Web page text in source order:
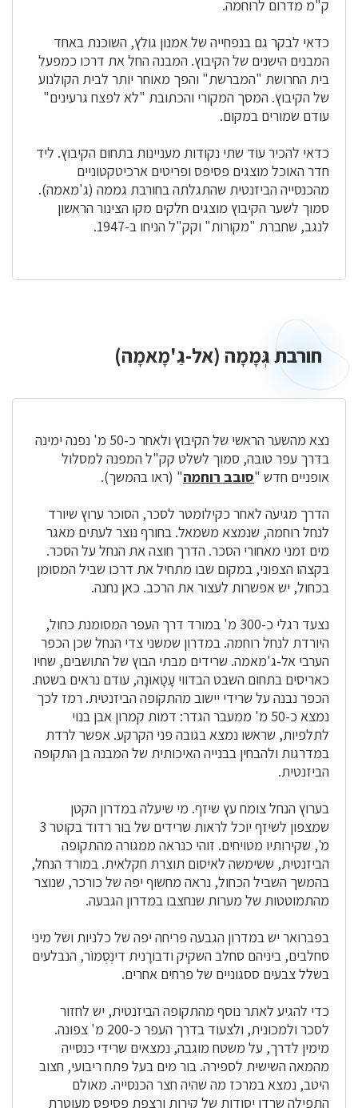
ק"מ מדרום לרוחמה.
כדאי לבקר גם בנפחייה של אמנון גולץ, השוכנת באחד
המבנים הישנים של הקיבוץ. המבנה החל את דרכו כמפעל
בית החרושת "המברשת" והפך מאוחר יותר לבית הקולנוע
של הקיבוץ. המסך המקורי והכתובת "לא לפצח גרעינים"
עודם שמורים במקום.
כדאי להכיר עוד שתי נקודות מעניינות בתחום הקיבוץ. ליד
חדר האוכל מוצגים פסיפס ופריטים ארכיטקטוניים
מהכנסייה הביזנטית שהתגלתה בחורבת גממה (ג'מאמה).
סמוך לשער הקיבוץ מוצגים חלקים מקו הצינור הראשון
לנגב, שחברת "מקורות" וקק"ל הניחו ב-1947.
חורבתחורבת גְּמָמָה (אל-גַ'מָאמָה)
נצא מהשער הראשי של הקיבוץ ולאחר כ-50 מ' נפנה ימינה
בדרך עפר טובה, סמוך לשלט קק"ל המפנה למסלול
אופניים חדש "סובב רוחמה" (ראו בהמשך).
הדרך מגיעה לאחר כקילומטר לסכר, הסוכר ערוץ שיורד
לנחל רוחמה, שנמצא משמאל. בחורף נוצר לעתים מאגר
מים זמני מאחורי הסכר. הדרך חוצה את הנחל על הסכר.
בקצהו הצפוני, במקום שבו מתחיל את דרכו שביל המסומן
בכחול, יש אפשרות לעצור את הרכב. כאן נחנה.
נצעד רגלי כ-300 מ' במורד דרך העפר המסומנת כחול,
היורדת לנחל רוחמה. במדרון שמשני צדי הנחל שכן הכפר
הערבי אל-ג'מאמה. שרידים מבתי הבוץ של התושבים, שחיו
כאריסים בתחום השבט הבדווי עָטָאוּנָה, עודם נראים בשטח.
הכפר נבנה על שרידי יישוב מהתקופה הביזנטית. רמז לכך
נמצא כ-50 מ' ממעבר הגדר: דמות קמרון אבן בנוי
לתלפיות, שראשו נמצא בגובה פני הקרקע. אפשר לרדת
במדרגות ולהבחין בבנייה האיכותית של המבנה בן התקופה
הביזנטית.
בערוץ הנחל צומח עץ שיזף. מי שיעלה במדרון הקטן
שמצפון לשיזף יוכל לראות שרידים של בור רדוד בקוטר 3
מ', שקירותיו מטויחים. זוהי כנראה ממגורה מהתקופה
הביזנטית, ששימשה לאיסום תוצרת חקלאית. במורד הנחל,
בהמשך השביל הכחול, נראה מחשוף יפה של כורכר, שנוצר
מהתמוטטות של מערות שנחצבו במדרון הגבעה.
בפברואר יש במדרון הגבעה פריחה יפה של כלניות ושל מיני
סחלבים, ביניהם סחלב השקיק ודבורָנית דִינְסְמוֹר, הנבלעים
בשלל צבעים ססגוניים של פרחים אחרים.
כדי להגיע לאתר נוסף מהתקופה הביזנטית, יש לחזור
לסכר ולמכונית, ולצעוד בדרך העפר כ-200 מ' צפונה.
מימין לדרך, על משטח מוגבה, נמצאים שרידי כנסייה
מהמאה השישית לספירה. בור מים בעל פתח ריבועי, חצוב
היטב, נמצא במרכז מה שהיה חצר הכנסייה. מאולם
התפילה שרדו יסודות של קירות ורצפת פסיפס מעוטרת